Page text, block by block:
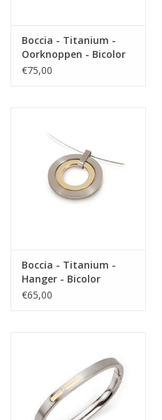
Boccia - Titanium -
Oorknoppen - Bicolor
€75,00
Boccia - Titanium -
Hanger - Bicolor
€65,00